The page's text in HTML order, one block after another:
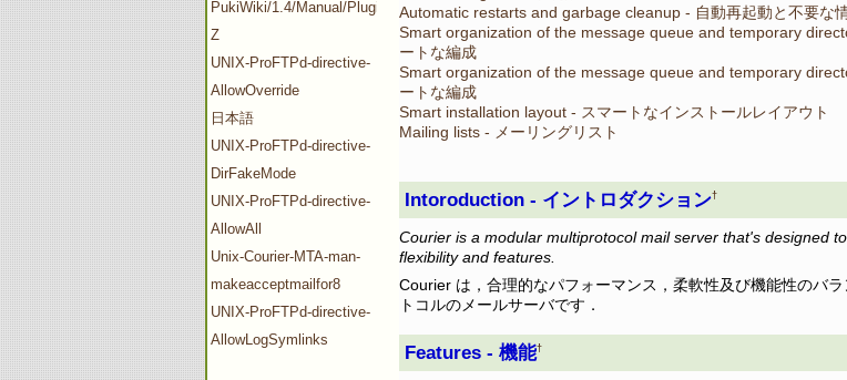
PukiWiki/1.4/Manual/Plugin/V-
Z
UNIX-ProFTPd-directive-
AllowOverride
日本語
UNIX-ProFTPd-directive-
DirFakeMode
UNIX-ProFTPd-directive-
AllowAll
Unix-Courier-MTA-man-
makeacceptmailfor8
UNIX-ProFTPd-directive-
AllowLogSymlinks
Automatic restarts and garbage cleanup - 自動再起動と不要な
Smart organization of the message queue and temporary
ートな編成
Smart organization of the message queue and temporary
ートな編成
Smart installation layout - スマートなインストールレイアウト
Mailing lists - メーリングリスト
Intoroduction - イントロダクション†
Courier is a modular multiprotocol mail server that's designed
flexibility and features.
Courier は，合理的なパフォーマンス，柔軟性及び機能性のバ
トコルのメールサーバです．
Features - 機能†